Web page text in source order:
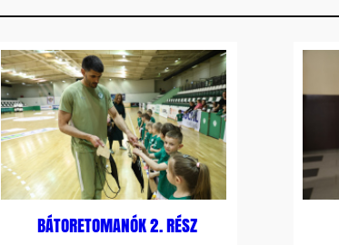
BÁTORETOMANÓK 2. RÉSZ